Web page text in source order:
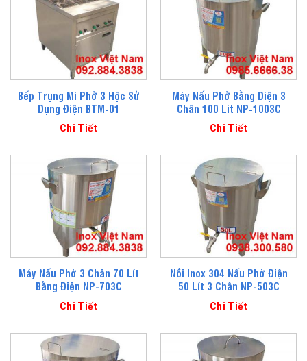
Bếp Trụng Mì Phở 3 Hộc Sử
Dụng Điện BTM-01
Chi Tiết
Máy Nấu Phở Bằng Điện 3
Chân 100 Lít NP-1003C
Chi Tiết
Máy Nấu Phở 3 Chân 70 Lít
Bằng Điện NP-703C
Chi Tiết
Nồi Inox 304 Nấu Phở Điện
50 Lít 3 Chân NP-503C
Chi Tiết